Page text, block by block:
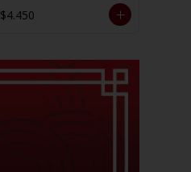
$4.450